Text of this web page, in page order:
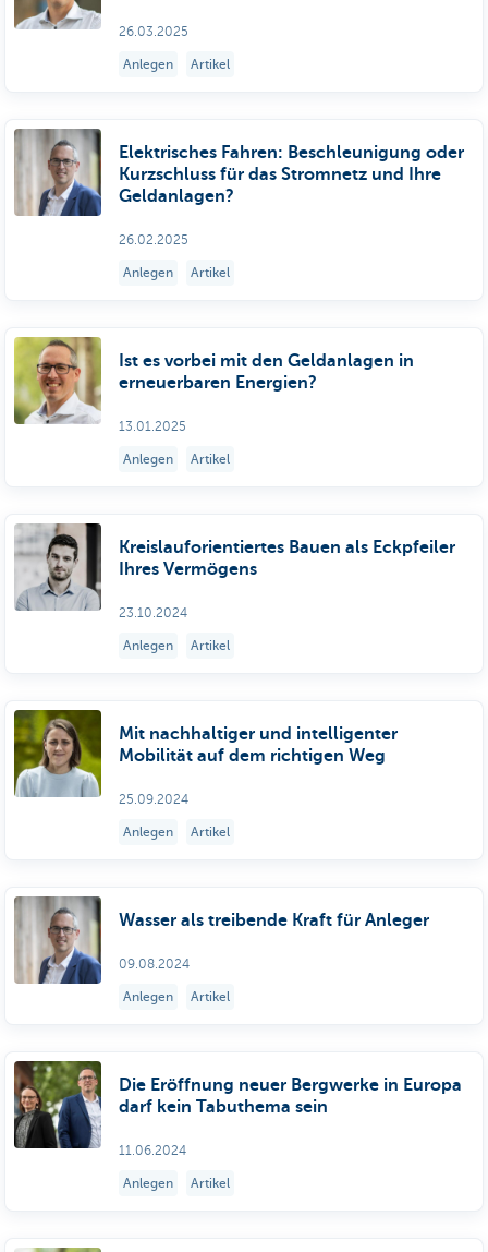
26.03.2025
Anlegen Artikel
Elektrisches Fahren: Beschleunigung oder
Kurzschluss für das Stromnetz und Ihre
Geldanlagen?
26.02.2025
Anlegen Artikel
Ist es vorbei mit den Geldanlagen in
erneuerbaren Energien?
13.01.2025
Anlegen Artikel
Kreislauforientiertes Bauen als Eckpfeiler
Ihres Vermögens
23.10.2024
Anlegen Artikel
Mit nachhaltiger und intelligenter
Mobilität auf dem richtigen Weg
25.09.2024
Anlegen Artikel
Wasser als treibende Kraft für Anleger
09.08.2024
Anlegen Artikel
Die Eröffnung neuer Bergwerke in Europa
darf kein Tabuthema sein
11.06.2024
Anlegen Artikel